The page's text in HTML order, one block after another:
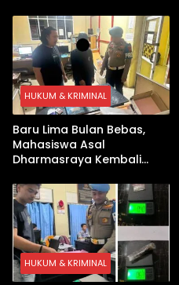
Digital hingga Bong Disita
HUKUM & KRIMINAL
Baru Lima Bulan Bebas,
Mahasiswa Asal
Dharmasraya Kembali
HUKUM & KRIMINAL